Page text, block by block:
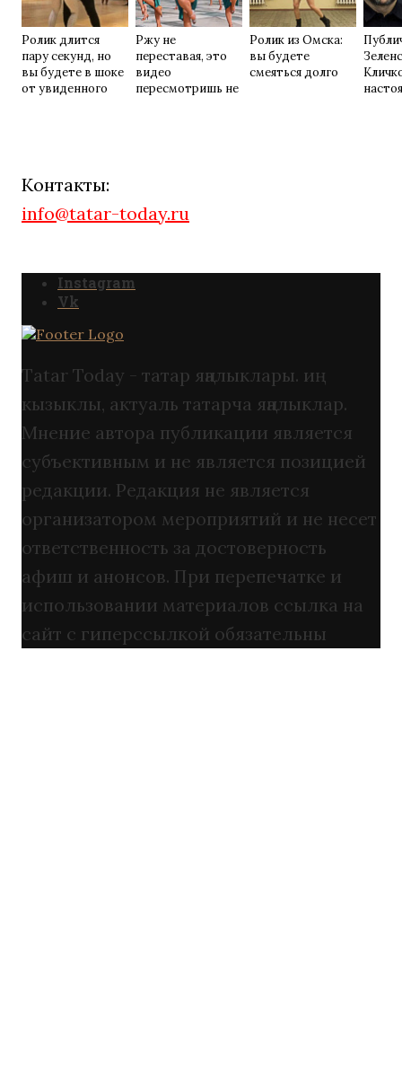
Ролик длится
пару секунд, но
вы будете в шоке
от увиденного
Ржу не
переставая, это
видео
пересмотришь не
Ролик из Омска:
вы будете
смеяться долго
Контакты:
info@tatar-today.ru
Instagram
Vk
Tatar Today - татар яңалыклары. иң
кызыклы, актуаль татарча яңалыклар.
Мнение автора публикации является
субъективным и не является позицией
редакции. Редакция не является
организатором мероприятий и не несет
ответственность за достоверность
афиш и анонсов. При перепечатке и
использовании материалов ссылка на
сайт с гиперссылкой обязательны